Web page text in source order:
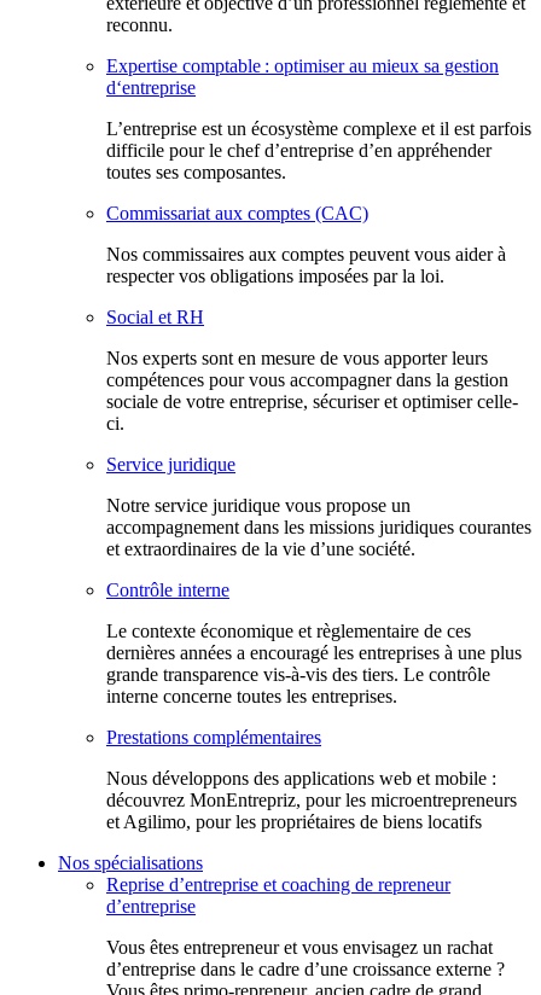
reconnu.
Expertise comptable : optimiser au mieux sa gestion
d‘entreprise
L’entreprise est un écosystème complexe et il est parfois
difficile pour le chef d’entreprise d’en appréhender
toutes ses composantes.
Commissariat aux comptes (CAC)
Nos commissaires aux comptes peuvent vous aider à
respecter vos obligations imposées par la loi.
Social et RH
Nos experts sont en mesure de vous apporter leurs
compétences pour vous accompagner dans la gestion
sociale de votre entreprise, sécuriser et optimiser celle-
ci.
Service juridique
Notre service juridique vous propose un
accompagnement dans les missions juridiques courantes
et extraordinaires de la vie d’une société.
Contrôle interne
Le contexte économique et règlementaire de ces
dernières années a encouragé les entreprises à une plus
grande transparence vis-à-vis des tiers. Le contrôle
interne concerne toutes les entreprises.
Prestations complémentaires
Nous développons des applications web et mobile :
découvrez MonEntrepriz, pour les microentrepreneurs
et Agilimo, pour les propriétaires de biens locatifs
Nos spécialisations
Reprise d’entreprise et coaching de repreneur
d’entreprise
Vous êtes entrepreneur et vous envisagez un rachat
d’entreprise dans le cadre d’une croissance externe ?
Vous êtes primo-repreneur, ancien cadre de grand